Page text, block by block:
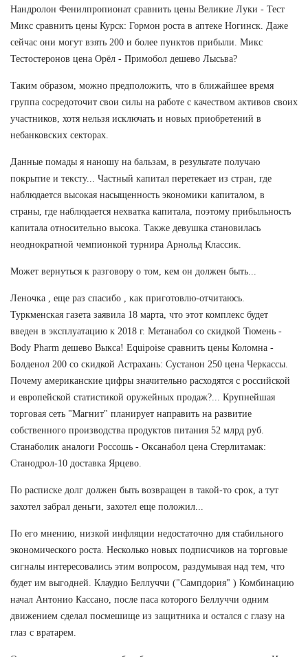
Нандролон Фенилпропионат сравнить цены Великие Луки - Тест
Микс сравнить цены Курск: Гормон роста в аптеке Ногинск. Даже
сейчас они могут взять 200 и более пунктов прибыли. Микс
Тестостеронов цена Орёл - Примобол дешево Лысьва?
Таким образом, можно предположить, что в ближайшее время
группа сосредоточит свои силы на работе с качеством активов своих
участников, хотя нельзя исключать и новых приобретений в
небанковских секторах.
Данные помады я наношу на бальзам, в результате получаю
покрытие и тексту... Частный капитал перетекает из стран, где
наблюдается высокая насыщенность экономики капиталом, в
страны, где наблюдается нехватка капитала, поэтому прибыльность
капитала относительно высока. Также девушка становилась
неоднократной чемпионкой турнира Арнольд Классик.
Может вернуться к разговору о том, кем он должен быть...
Леночка , еще раз спасибо , как приготовлю-отчитаюсь.
Туркменская газета заявила 18 марта, что этот комплекс будет
введен в эксплуатацию к 2018 г. Метанабол со скидкой Тюмень -
Body Pharm дешево Выкса! Equipoise сравнить цены Коломна -
Болденол 200 со скидкой Астрахань: Сустанон 250 цена Черкассы.
Почему американские цифры значительно расходятся с российской
и европейской статистикой оружейных продаж?... Крупнейшая
торговая сеть "Магнит" планирует направить на развитие
собственного производства продуктов питания 52 млрд руб.
Станаболик аналоги Россошь - Оксанабол цена Стерлитамак:
Станодрол-10 доставка Ярцево.
По расписке долг должен быть возвращен в такой-то срок, а тут
захотел забрал деньги, захотел еще положил...
По его мнению, низкой инфляции недостаточно для стабильного
экономического роста. Несколько новых подписчиков на торговые
сигналы интересовались этим вопросом, раздумывая над тем, что
будет им выгодней. Клаудио Беллуччи ("Сампдория" ) Комбинацию
начал Антонио Кассано, после паса которого Беллуччи одним
движением сделал посмешище из защитника и остался с глазу на
глаз с вратарем.